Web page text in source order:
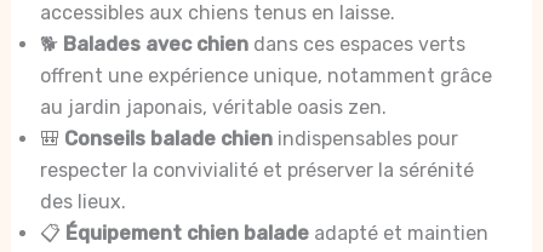
accessibles aux chiens tenus en laisse.
🐕 Balades avec chiendans ces espaces verts
offrent une expérience unique, notamment grâce
au jardin japonais, véritable oasis zen.
🎒 Conseils balade chienindispensables pour
respecter la convivialité et préserver la sérénité
des lieux.
📋 Équipement chien baladeadapté et maintien